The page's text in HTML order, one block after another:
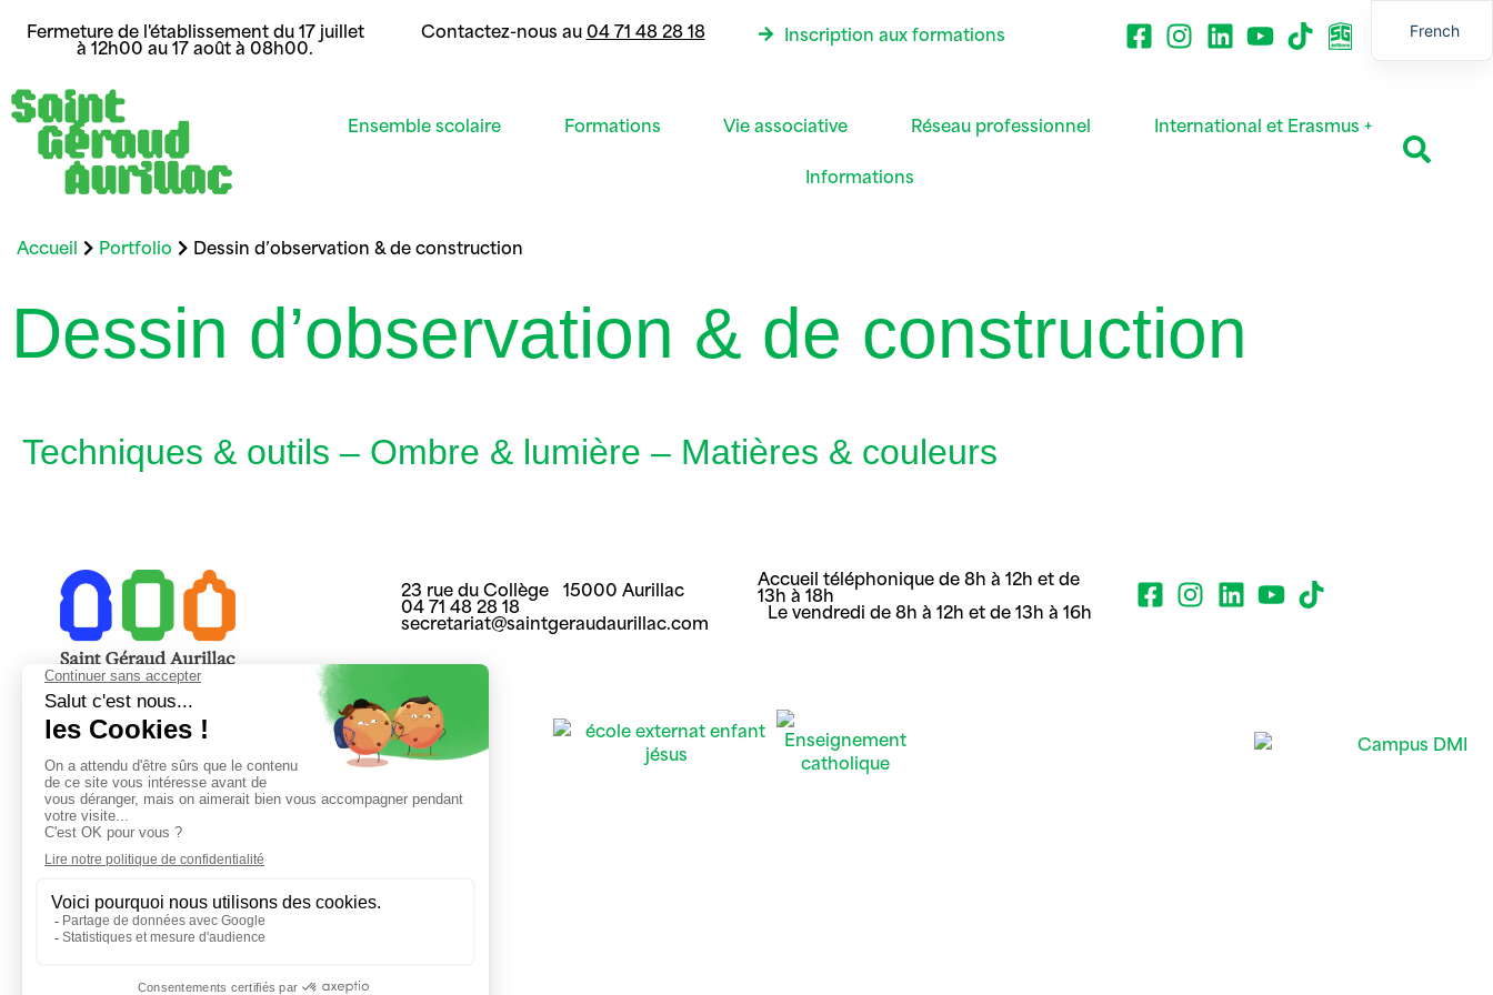
Fermeture de l'établissement du 17 juillet
à 12h00 au 17 août à 08h00.
Contactez-nous au04 71 48 28 18 Inscription aux formations
Ensemble scolaire Formations Vie associative Réseau professionnel International et Erasmus +
Informations
Accueil Portfolio Dessin d’observation & de construction
Dessin d’observation & de construction
Techniques & outils – Ombre & lumière – Matières & couleurs
23 rue du Collège 15000 Aurillac
04 71 48 28 18
secretariat@saintgeraudaurillac.com
Accueil téléphonique de 8h à 12h et de
13h à 18h
Le vendredi de 8h à 12h et de 13h à 16h
Mentions légalesPolitique de confidentialité
French